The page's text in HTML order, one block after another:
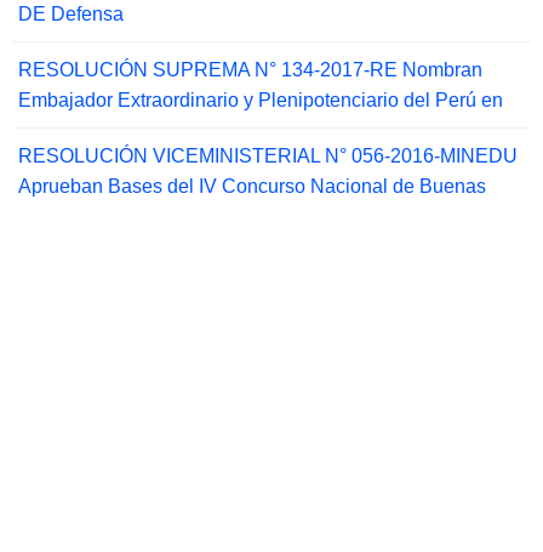
DE Defensa
RESOLUCIÓN SUPREMA N° 134-2017-RE Nombran
Embajador Extraordinario y Plenipotenciario del Perú en
RESOLUCIÓN VICEMINISTERIAL N° 056-2016-MINEDU
Aprueban Bases del IV Concurso Nacional de Buenas